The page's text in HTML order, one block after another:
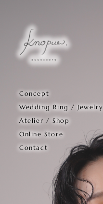
Concept
Wedding Ring / Jewelry
Atelier / Shop
Online Store
Contact